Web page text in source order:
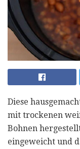
Diese
mit trockenen
Bohnen
eingeweicht und